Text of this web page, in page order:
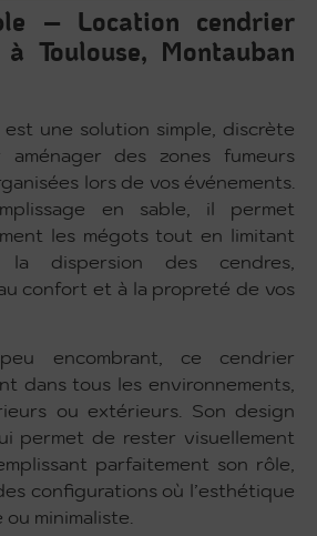
– Location cendrier
à Toulouse, Montauban
est une solution simple, discrète
des zones fumeurs
lors de vos événements.
en sable, il permet
les mégots tout en limitant
dispersion des cendres,
confort et à la propreté de vos
encombrant, ce cendrier
dans tous les environnements,
ou extérieurs. Son design
permet de rester visuellement
parfaitement son rôle,
configurations où l’esthétique
minimaliste.